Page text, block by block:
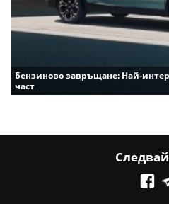
Бензиново завръщане: Най-
част